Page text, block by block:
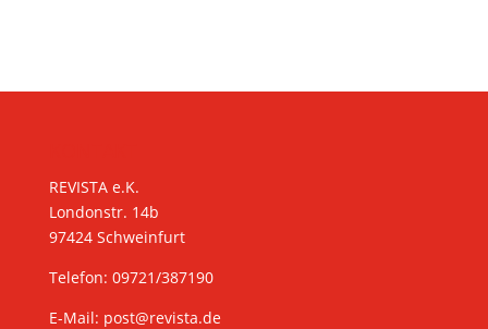
REVISTA e.K.
Londonstr. 14b
97424 Schweinfurt
Telefon: 09721/387190
E-Mail: post@revista.de